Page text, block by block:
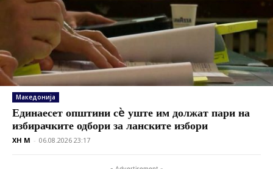
Македонија
Единаесет општини сè уште им должат пари на
избирачките одбори за ланските избори
XH M - 06.08.2026 23:17